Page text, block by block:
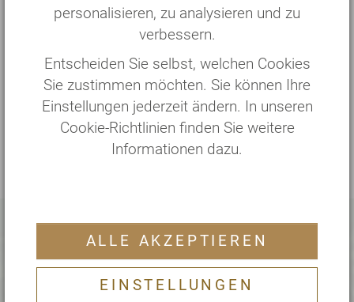
personalisieren, zu analysieren und zu
verbessern.
Entscheiden Sie selbst, welchen Cookies
Sie zustimmen möchten. Sie können Ihre
Einstellungen jederzeit ändern. In unseren
Cookie-Richtlinien finden Sie weitere
Informationen dazu.
ALLE AKZEPTIEREN
EINSTELLUNGEN
inkl. medizinischer Behandlungen zzgl. Zimmer
und Vollverpflegung
Der Auswahl- und später Buchungsprozess
erfolgt in 4 Schritten und kann jederzeit
abgebrochen werden.
Persönliche Beratung
Unser Office-Team berät Sie sehr